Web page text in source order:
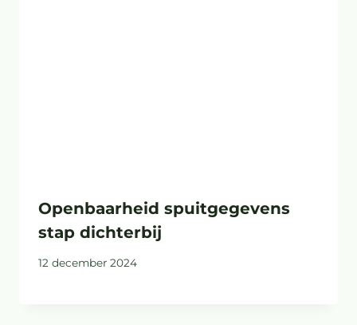
Openbaarheid spuitgegevens
stap dichterbij
12 december 2024